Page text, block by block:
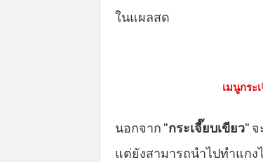
ในแผลสด
เมนูกระ
นอกจาก "กระเจี๊ยบเขียว" จ
แต่ยังสามารถนำไปทำแกง